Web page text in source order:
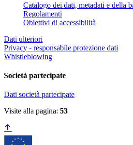
Catalogo dei dati, metadati e della
Regolamenti
Obiettivi di accessibilità
Dati ulteriori
Privacy - responsabile protezione dati
Whistleblowing
Società partecipate
Dati società partecipate
Visite alla pagina: 53